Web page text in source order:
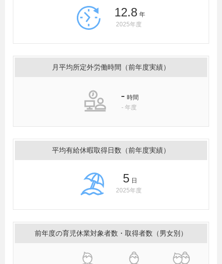
12.8 年
2025年度
月平均所定外労働時間（前年度実績）
- 時間
- 年度
平均有給休暇取得日数（前年度実績）
5 日
2025年度
前年度の育児休業対象者数・取得者数（男女別）